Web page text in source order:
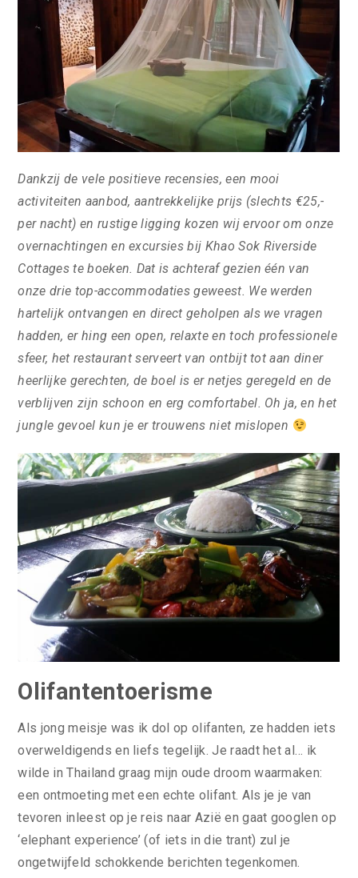
Dankzij de vele positieve recensies, een mooi
activiteiten aanbod, aantrekkelijke prijs (slechts €25,-
per nacht) en rustige ligging kozen wij ervoor om onze
overnachtingen en excursies bij Khao Sok Riverside
Cottages te boeken. Dat is achteraf gezien één van
onze drie top-accommodaties geweest. We werden
hartelijk ontvangen en direct geholpen als we vragen
hadden, er hing een open, relaxte en toch professionele
sfeer, het restaurant serveert van ontbijt tot aan diner
heerlijke gerechten, de boel is er netjes geregeld en de
verblijven zijn schoon en erg comfortabel. Oh ja, en het
jungle gevoel kun je er trouwens niet mislopen
Olifantentoerisme
Als jong meisje was ik dol op olifanten, ze hadden iets
overweldigends en liefs tegelijk. Je raadt het al… ik
wilde in Thailand graag mijn oude droom waarmaken:
een ontmoeting met een echte olifant. Als je je van
tevoren inleest op je reis naar Azië en gaat googlen op
‘elephant experience’ (of iets in die trant) zul je
ongetwijfeld schokkende berichten tegenkomen.